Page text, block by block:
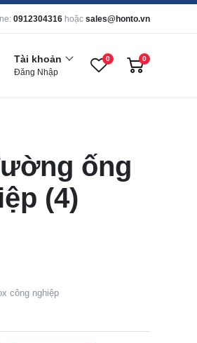
0912304316 hoặc sales@honto.vn
Tài khoản
Đăng Nhập
0 0
ống
(4)
công nghiệp